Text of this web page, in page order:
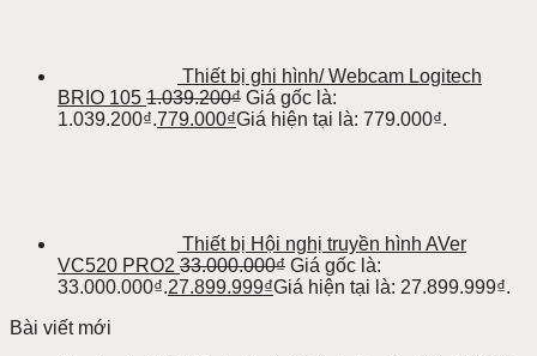
Thiết bị ghi hình/ Webcam Logitech
BRIO 105 1.039.200₫ Giá gốc là:
1.039.200₫.779.000₫Giá hiện tại là: 779.000₫.
Thiết bị Hội nghị truyền hình AVer
VC520 PRO2 33.000.000₫ Giá gốc là:
33.000.000₫.27.899.999₫Giá hiện tại là: 27.899.999₫.
Bài viết mới